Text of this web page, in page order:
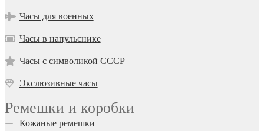
Часы для военных
Часы в напульснике
Часы с символикой СССР
Экслюзивные часы
Ремешки и коробки
Кожаные ремешки